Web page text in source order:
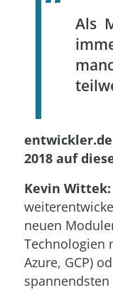
Als
2018 auf
Kevin Wittek:
neuen
Technologien
Azure, GCP)